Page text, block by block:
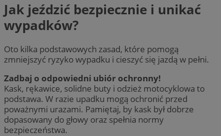
Jak jeździć bezpiecznie i unikać
wypadków?
Oto kilka podstawowych zasad, które pomogą
zmniejszyć ryzyko wypadku i cieszyć się jazdą w pełni.
Zadbaj o odpowiedni ubiór ochronny!
Kask, rękawice, solidne buty i odzież motocyklowa to
podstawa. W razie upadku mogą ochronić przed
poważnymi urazami. Pamiętaj, by kask był dobrze
dopasowany do głowy oraz spełnia normy
bezpieczeństwa.